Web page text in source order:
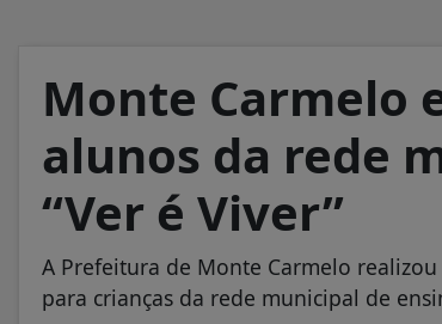
Monte Carmelo
alunos da rede
“Ver é Viver”
A Prefeitura de Monte Carmelo
para crianças da rede municipal de